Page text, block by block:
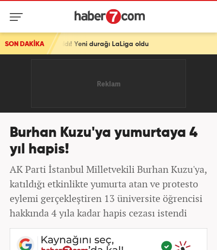
SON DAKİKA
Yeni durağı LaLiga oldu
Burhan Kuzu'ya yumurtaya 4
yıl hapis!
AK Parti İstanbul Milletvekili Burhan Kuzu'ya,
katıldığı etkinlikte yumurta atan ve protesto
eylemi gerçekleştiren 13 üniversite öğrencisi
hakkında 4 yıla kadar hapis cezası istendi